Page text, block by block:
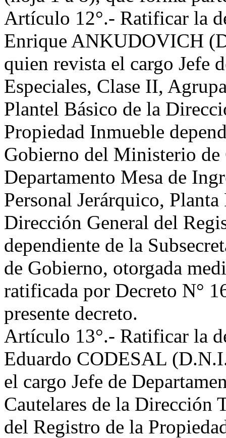
Artículo 12°.- Ratificar la
Enrique ANKUDOVICH
quien revista el cargo Jefe
Especiales, Clase II,
Plantel Básico de la
Propiedad Inmueble
Gobierno del Ministerio de
Departamento Mesa de
Personal Jerárquico,
Dirección General del
dependiente de la
de Gobierno, otorgada
ratificada por Decreto N°
presente decreto.
Artículo 13°.- Ratificar la
Eduardo CODESAL
el cargo Jefe de
Cautelares de la Dirección
del Registro de la